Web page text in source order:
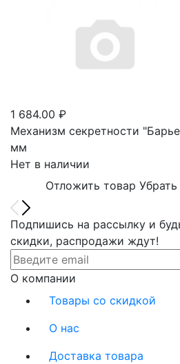
1 684.00 ₽
Механизм секретности
мм
Нет в наличии
Отложить товар
Подпишись на рассылку и
скидки, распродажи ждут!
О компании
Товары со скидкой
О нас
Доставка товара